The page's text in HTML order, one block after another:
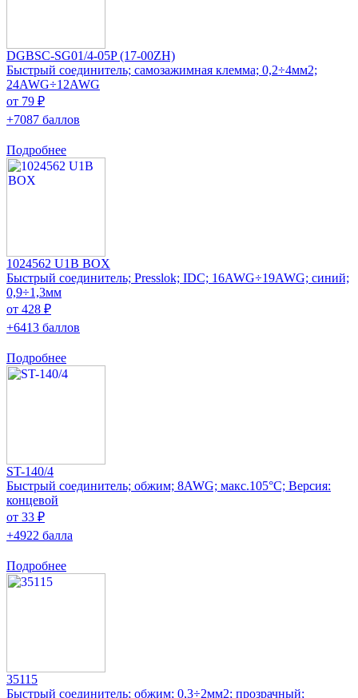
DGBSC-SG01/4-05P (17-00ZH)
Быстрый соединитель; самозажимная клемма; 0,2÷4мм2;
24AWG÷12AWG
от 79 ₽
+7087 баллов
Подробнее
1024562 U1B BOX
Быстрый соединитель; Presslok; IDC; 16AWG÷19AWG; синий;
0,9÷1,3мм
от 428 ₽
+6413 баллов
Подробнее
ST-140/4
Быстрый соединитель; обжим; 8AWG; макс.105°C; Версия:
концевой
от 33 ₽
+4922 балла
Подробнее
35115
Быстрый соединитель; обжим; 0,3÷2мм2; прозрачный;